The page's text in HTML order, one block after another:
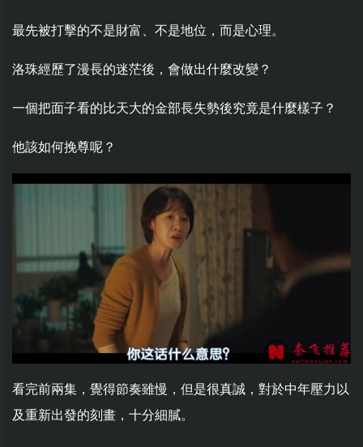
最先被打擊的不是財富、不是地位，而是心理。
洛珠經歷了漫長的迷茫後，會做出什麼改變？
一個把面子看的比天大的金部長失勢後究竟是什麼樣子？
他該如何挽尊呢？
看完前兩集，覺得節奏雖慢，但是很真誠，對於中年壓力以
及重新出發的刻畫，十分細膩。